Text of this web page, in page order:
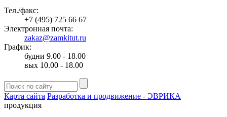
Тел./факс:
+7 (495) 725 66 67
Электронная почта:
zakaz@zamkitut.ru
График:
будни 9.00 - 18.00
вых 10.00 - 18.00
Карта сайта Разработка и продвижение - ЭВРИКА
продукция